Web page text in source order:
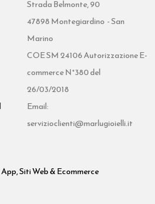
Strada Belmonte, 90
47898 Montegiardino - San
Marino
COE SM 24106 Autorizzazione E-
commerce N°380 del
26/03/2018
Email:
servizioclienti@marlugioielli.it
Siti Web & Ecommerce